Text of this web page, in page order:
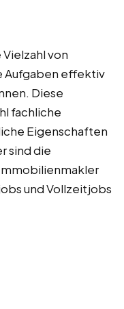
von
Aufgaben effektiv
Diese
fachliche
Eigenschaften
sind die
und Vollzeitjobs